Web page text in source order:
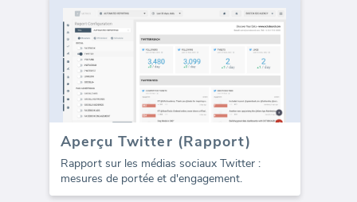
Aperçu Twitter (Rapport)
Rapport sur les médias sociaux Twitter :
mesures de portée et d'engagement.